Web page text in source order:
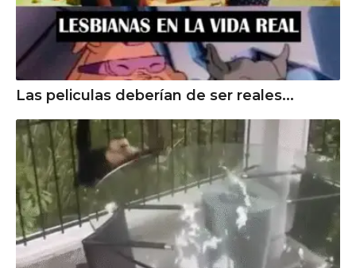
Las peliculas deberían de ser reales...